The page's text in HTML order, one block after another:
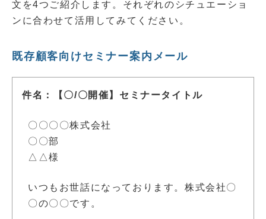
文を4つご紹介します。それぞれのシチュエーショ
ンに合わせて活用してみてください。
既存顧客向けセミナー案内メール
件名：【〇/〇開催】セミナータイトル
〇〇〇〇株式会社
〇〇部
△△様
いつもお世話になっております。株式会社〇
〇の〇〇です。